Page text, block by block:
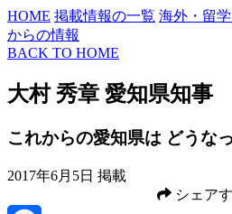
HOME 掲載情報の一覧 海外・留
からの情報
BACK TO HOME
大村 秀章 愛知県知事
これからの愛知県は どうな
2017年6月5日 掲載
シェア